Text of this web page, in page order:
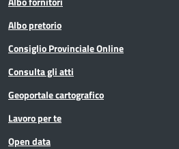
Albo pretorio
Consiglio Provinciale Online
Consulta gli atti
Geoportale cartografico
Lavoro per te
Open data